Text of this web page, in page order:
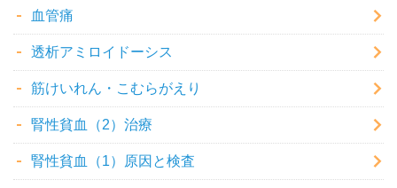
血管痛
透析アミロイドーシス
筋けいれん・こむらがえり
腎性貧血（2）治療
腎性貧血（1）原因と検査